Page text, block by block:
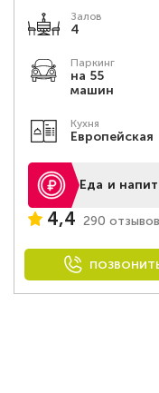
Залов
4
Паркинг
на 55
машин
Кухня
Европейская
Еда и
4,4 290 отзывов